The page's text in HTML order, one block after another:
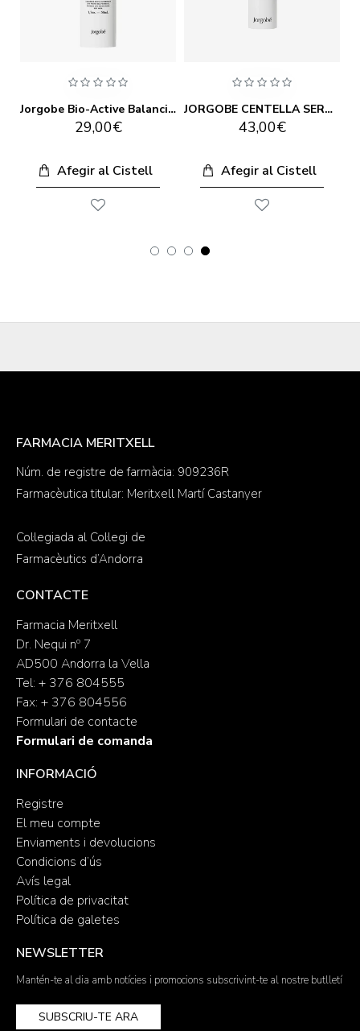
Jorgobe Aha Glycolic Peeling Gel 65ml
al Cistell
Jorgobe Aigua Micel·lar 200ml
Afegir al Cistell
FARMACIA MERITXELL
Núm. de registre de farmàcia: 909236R
Farmacèutica titular: Meritxell Martí Castanyer
Col·legiada al Col·legi de
Farmacèutics d’Andorra
CONTACTE
Farmacia Meritxell
Dr. Nequi nº 7
AD500 Andorra la Vella
Tel: + 376 804555
Fax: + 376 804556
Formulari de contacte
Formulari de comanda
INFORMACIÓ
Registre
El meu compte
Enviaments i devolucions
Condicions d’ús
Avís legal
Política de privacitat
Política de galetes
NEWSLETTER
Mantén-te al dia amb notícies i promocions subscrivint-te al nostre butlletí
SUBSCRIU-TE ARA